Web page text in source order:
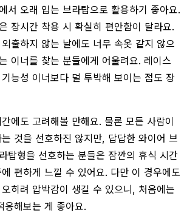
서 오래 입는 브라탑으로 활용하기 좋아요.
장시간 착용 시 확실히 편안함이 달라요.
출하지 않는 날에도 너무 속옷 같지 않으
이너를 찾는 분들에게 어울려요. 레이스
능성 이너보다 덜 투박해 보이는 점도 장
에도 고려해볼 만해요. 물론 모든 사람이
것을 선호하진 않지만, 답답한 와이어 브
탑형을 선호하는 분들은 잠깐의 휴식 시간
편하게 느낄 수 있어요. 다만 이 경우에도
히려 압박감이 생길 수 있으니, 처음에는
응해보는 게 좋아요.